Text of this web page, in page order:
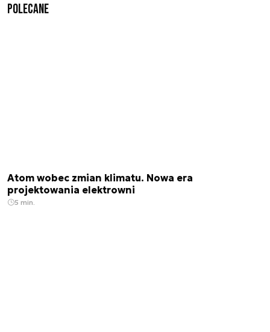
Polecane
Atom wobec zmian klimatu. Nowa era
projektowania elektrowni
5 min.